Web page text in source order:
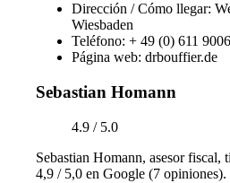
Dirección / Cómo llegar:
Wiesbaden
Teléfono: + 49 (0) 611
Página web: drbouffier.de
Sebastian Homann
4.9 / 5.0
Sebastian Homann, asesor fiscal,
4,9 / 5,0 en Google (7 opiniones).